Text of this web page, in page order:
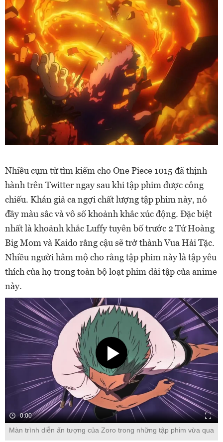
Nhiều cụm từ tìm kiếm cho One Piece 1015 đã thịnh
hành trên Twitter ngay sau khi tập phim được công
chiếu. Khán giả ca ngợi chất lượng tập phim này, nó
đầy màu sắc và vô số khoảnh khắc xúc động. Đặc biệt
nhất là khoảnh khắc Luffy tuyên bố trước 2 Tứ Hoàng
Big Mom và Kaido rằng cậu sẽ trở thành Vua Hải Tặc.
Nhiều người hâm mộ cho rằng tập phim này là tập yêu
thích của họ trong toàn bộ loạt phim dài tập của anime
này.
0:00
Màn trình diễn ấn tượng của Zoro trong những tập phim vừa qua